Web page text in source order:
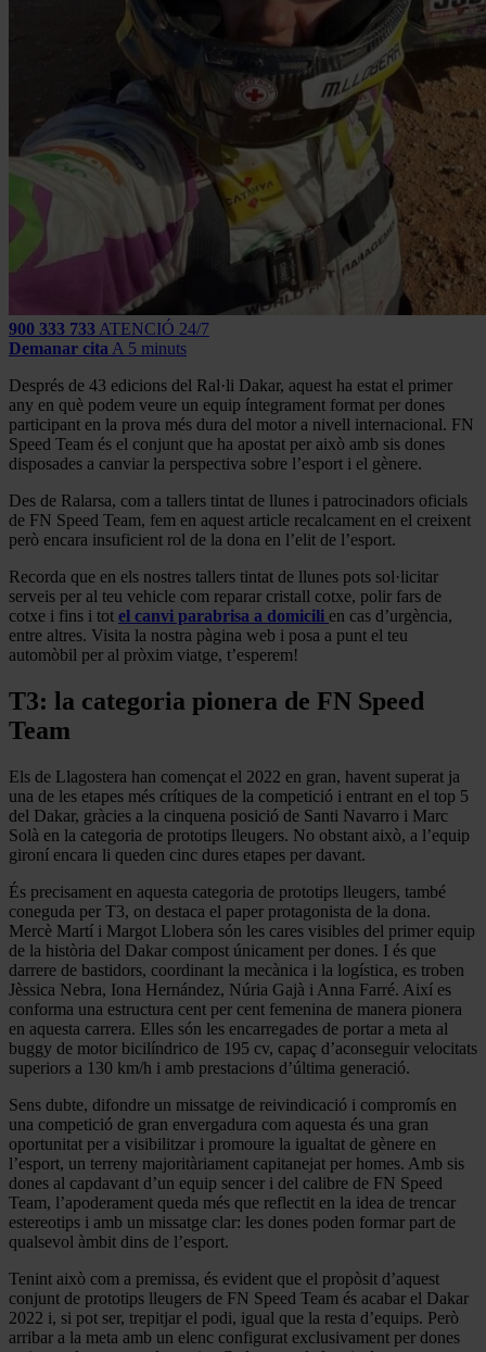
900 333 733 ATENCIÓ 24/7
Demanar cita A 5 minuts
Després de 43 edicions del Ral·li Dakar, aquest ha estat el primer
any en què podem veure un equip íntegrament format per dones
participant en la prova més dura del motor a nivell internacional. FN
Speed Team és el conjunt que ha apostat per això amb sis dones
disposades a canviar la perspectiva sobre l’esport i el gènere.
Des de Ralarsa, com a tallers tintat de llunes i patrocinadors oficials
de FN Speed Team, fem en aquest article recalcament en el creixent
però encara insuficient rol de la dona en l’elit de l’esport.
Recorda que en els nostres tallers tintat de llunes pots sol·licitar
serveis per al teu vehicle com reparar cristall cotxe, polir fars de
cotxe i fins i tot el canvi parabrisa a domicili en cas d’urgència,
entre altres. Visita la nostra pàgina web i posa a punt el teu
automòbil per al pròxim viatge, t’esperem!
T3: la categoria pionera de FN Speed
Team
Els de Llagostera han començat el 2022 en gran, havent superat ja
una de les etapes més crítiques de la competició i entrant en el top 5
del Dakar, gràcies a la cinquena posició de Santi Navarro i Marc
Solà en la categoria de prototips lleugers. No obstant això, a l’equip
gironí encara li queden cinc dures etapes per davant.
És precisament en aquesta categoria de prototips lleugers, també
coneguda per T3, on destaca el paper protagonista de la dona.
Mercè Martí i Margot Llobera són les cares visibles del primer equip
de la història del Dakar compost únicament per dones. I és que
darrere de bastidors, coordinant la mecànica i la logística, es troben
Jèssica Nebra, Iona Hernández, Núria Gajà i Anna Farré. Així es
conforma una estructura cent per cent femenina de manera pionera
en aquesta carrera. Elles són les encarregades de portar a meta al
buggy de motor bicilíndrico de 195 cv, capaç d’aconseguir velocitats
superiors a 130 km/h i amb prestacions d’última generació.
Sens dubte, difondre un missatge de reivindicació i compromís en
una competició de gran envergadura com aquesta és una gran
oportunitat per a visibilitzar i promoure la igualtat de gènere en
l’esport, un terreny majoritàriament capitanejat per homes. Amb sis
dones al capdavant d’un equip sencer i del calibre de FN Speed
Team, l’apoderament queda més que reflectit en la idea de trencar
estereotips i amb un missatge clar: les dones poden formar part de
qualsevol àmbit dins de l’esport.
Tenint això com a premissa, és evident que el propòsit d’aquest
conjunt de prototips lleugers de FN Speed Team és acabar el Dakar
2022 i, si pot ser, trepitjar el podi, igual que la resta d’equips. Però
arribar a la meta amb un elenc configurat exclusivament per dones